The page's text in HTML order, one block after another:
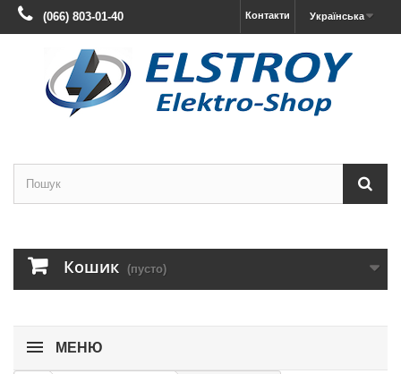
Українська
Контакти
(066) 803-01-40
Кошик (пусто)
МЕНЮ